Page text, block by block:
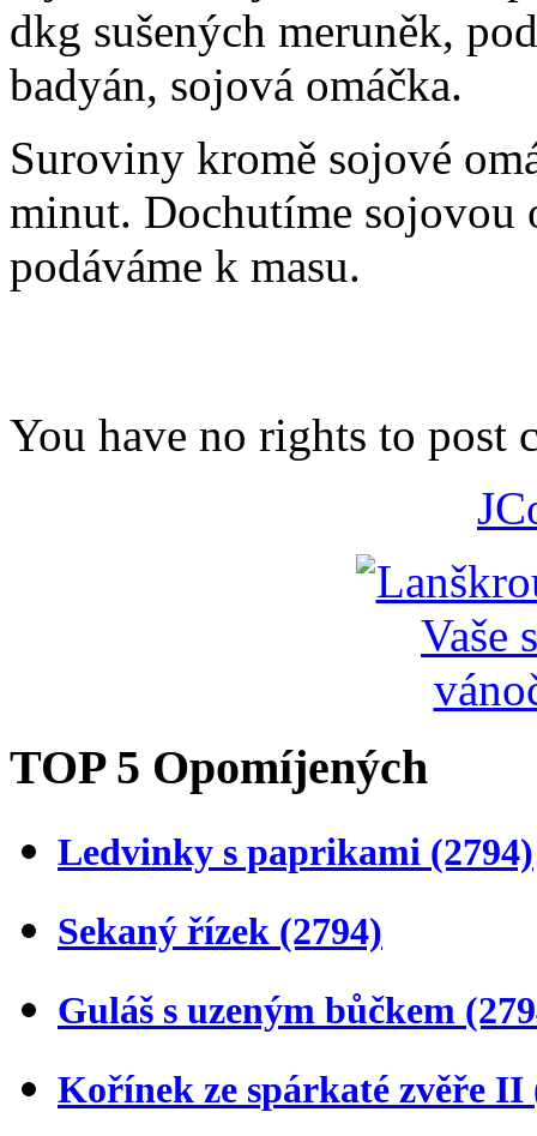
dkg sušených meruněk,
badyán, sojová omáčka.
Suroviny kromě sojové
minut. Dochutíme sojovou
podáváme k masu.
You have no rights to post
TOP 5 Opomíjených
Ledvinky s paprikami (2794)
Sekaný řízek (2794)
Guláš s uzeným bůčkem
Kořínek ze spárkaté zvěře II